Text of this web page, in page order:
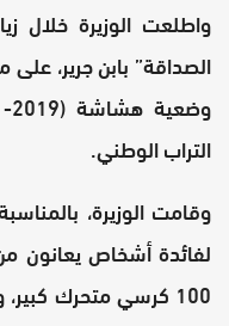
واطلعت الوزيرة خلال
الصداقة” بابن جرير،
التراب الوطني.
وقامت الوزيرة،
لفائدة أشخاص يعانون